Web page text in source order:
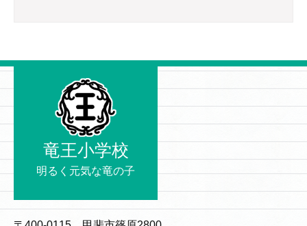
竜王小学校
明るく元気な竜の子